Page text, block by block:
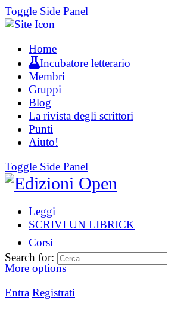
Toggle Side Panel
Home
Incubatore letterario
Membri
Gruppi
Blog
La rivista degli scrittori
Punti
Aiuto!
Toggle Side Panel
Leggi
SCRIVI UN LIBRICK
Corsi
More options
Entra Registrati
Search for: